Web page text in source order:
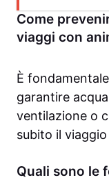
Come
viaggi con
È
garantire
ventilazione o
subito il
Quali sono le